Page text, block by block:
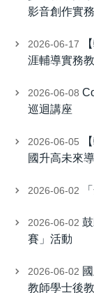
影音創作實務
2026-06-17
涯輔導實務
2026-06-08
巡迴講座
2026-06-05
國升高未來
2026-06-02
2026-06-02
賽」活動
2026-06-02
教師學士後